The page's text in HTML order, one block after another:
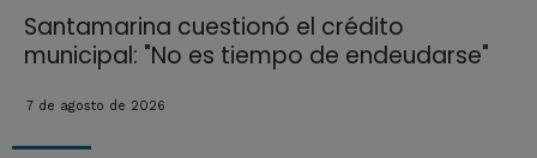
Santamarina cuestionó el crédito
municipal: "No es tiempo de endeudarse"
7 de agosto de 2026